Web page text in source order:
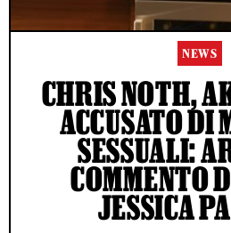
NEWS
CHRIS NOTH,
ACCUSATO DI
SESSUALI:
COMMENTO
JESSICA